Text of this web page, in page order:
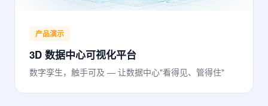
产品演示
3D 数据中心可视化平台
数字孪生，触手可及 — 让数据中心"看得见、管得住"